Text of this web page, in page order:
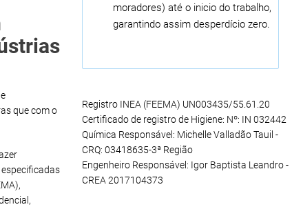
que com o
moradores) até o inicio do trabalho,
garantindo assim desperdício zero.
Registro INEA (FEEMA) UN003435/55.61.20
Certificado de registro de Higiene: Nº: IN 032442
Química Responsável: Michelle Valladão Tauil -
CRQ: 03418635-3ª Região
Engenheiro Responsável: Igor Baptista Leandro -
CREA 2017104373